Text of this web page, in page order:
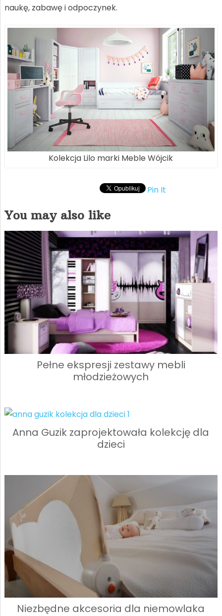
naukę, zabawę i odpoczynek.
Kolekcja Lilo marki Meble Wójcik
Pin It
You may also like
Pełne ekspresji zestawy mebli
młodzieżowych
Anna Guzik zaprojektowała kolekcję dla
dzieci
Niezbędne akcesoria dla niemowlaka